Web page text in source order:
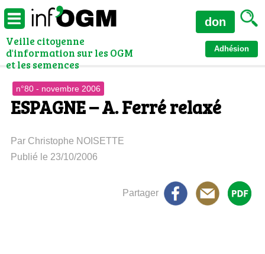
Veille citoyenne
d'information sur les OGM
et les semences
Adhésion
don
n°80 - novembre 2006
ESPAGNE – A. Ferré relaxé
Par Christophe NOISETTE
Publié le 23/10/2006
Partager